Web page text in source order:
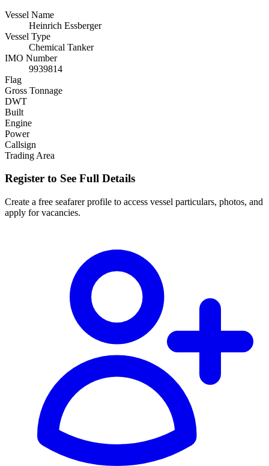
Vessel Name
Heinrich Essberger
Vessel Type
Chemical Tanker
IMO Number
9939814
Flag
Gross Tonnage
DWT
Built
Engine
Power
Callsign
Trading Area
Register to See Full Details
Create a free seafarer profile to access vessel particulars, photos, and
apply for vacancies.